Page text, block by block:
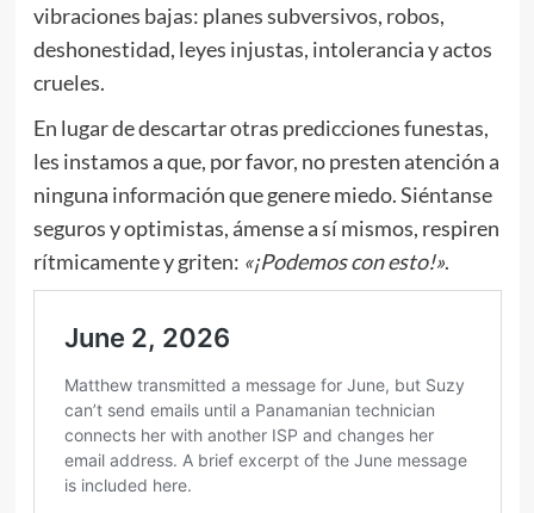
vibraciones bajas: planes subversivos, robos,
deshonestidad, leyes injustas, intolerancia y actos
crueles.
En lugar de descartar otras predicciones funestas,
les instamos a que, por favor, no presten atención a
ninguna información que genere miedo. Siéntanse
seguros y optimistas, ámense a sí mismos, respiren
rítmicamente y griten: «¡Podemos con esto!».